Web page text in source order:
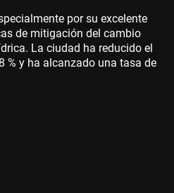
por su excelente
de mitigación del cambio
La ciudad ha reducido el
% y ha alcanzado una tasa de